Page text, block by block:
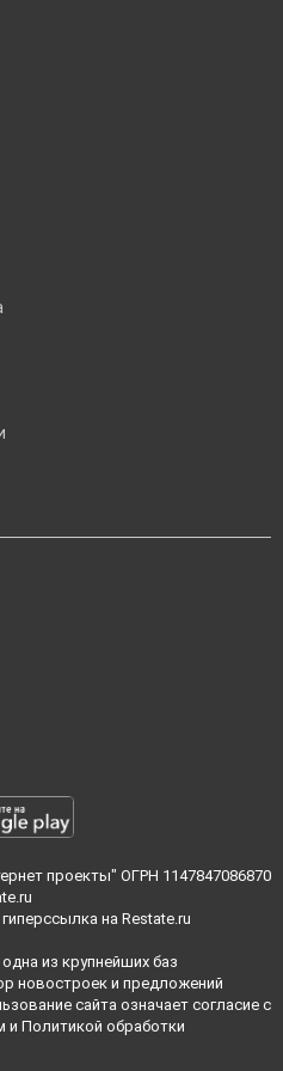
проекты" ОГРН 1147847086870
на Restate.ru
из крупнейших баз
новостроек и предложений
сайта означает согласие с
и Политикой обработки